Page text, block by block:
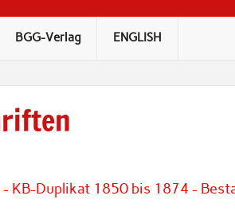
BGG-Verlag ENGLISH
KB-Duplikat 1850 bis 1874 -